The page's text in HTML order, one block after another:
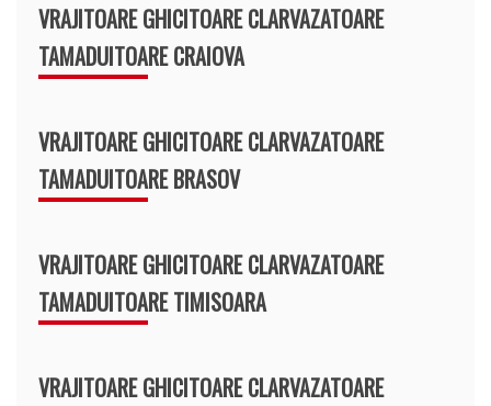
VRAJITOARE GHICITOARE CLARVAZATOARE
TAMADUITOARE CRAIOVA
VRAJITOARE GHICITOARE CLARVAZATOARE
TAMADUITOARE BRASOV
VRAJITOARE GHICITOARE CLARVAZATOARE
TAMADUITOARE TIMISOARA
VRAJITOARE GHICITOARE CLARVAZATOARE